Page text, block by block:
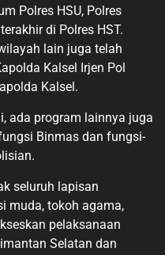
Polres HSU, Polres
di Polres HST.
lain juga telah
Kalsel Irjen Pol
Kalsel.
ada program lainnya juga
Binmas dan fungsi-
seluruh lapisan
muda, tokoh agama,
pelaksanaan
Selatan dan